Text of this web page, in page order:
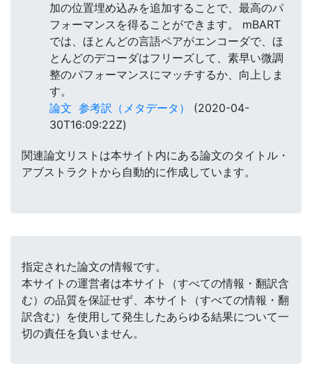
加の位置埋め込みを追加することで、最高のパ
フォーマンスを得ることができます。 mBART
では、ほとんどの言語ペアがエンコーダで、ほ
とんどのデコーダはフリーズして、素早い微調
整のパフォーマンスにマッチするか、向上しま
す。
論文 参考訳（メタデータ）
(2020-04-
30T16:09:22Z)
関連論文リストは本サイト内にある論文のタイトル・
アブストラクトから自動的に作成しています。
指定された論文の情報です。
本サイトの運営者は本サイト（すべての情報・翻訳含
む）の品質を保証せず、本サイト（すべての情報・翻
訳含む）を使用して発生したあらゆる結果について一
切の責任を負いません。